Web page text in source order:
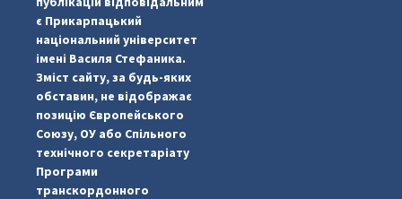
#PipIvanToday
є Прикарпацький
національний університет
імені Василя Стефаника.
Зміст сайту, за будь-яких
обставин, не відображає
позицію Європейського
Союзу, ОУ або Спільного
технічного секретаріату
Програми
транскордонного